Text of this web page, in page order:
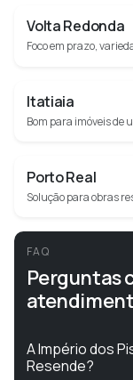
Volta Redonda
Foco em prazo,
Itatiaia
Bom para imóveis de
Porto Real
Solução para obras
FAQ
Perguntas
A Império dos
Resende?